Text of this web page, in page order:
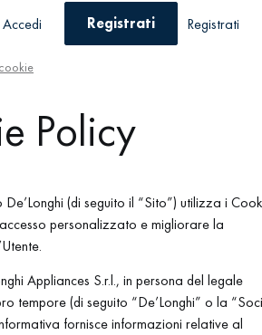
Accedi Registrati Registrati
Policy
(di seguito il “Sito”) utilizza i
personalizzato e migliorare la
Appliances S.r.l., in persona del legale
tempore (di seguito “De’Longhi” o la
fornisce informazioni relative al